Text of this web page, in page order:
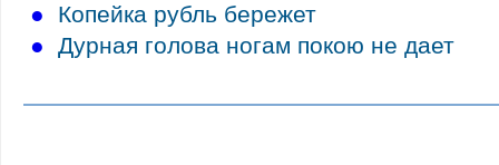
●
Копейка рубль бережет
●
Дурная голова ногам покою не дает